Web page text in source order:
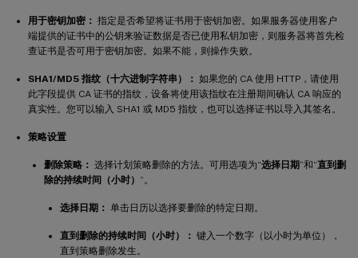
用于密钥加密： 指定是否希望将证书用于密钥加密。如果服务器使用客户
端提供的证书中的公钥来验证数据是否已使用私钥加密，则服务器将首先检
查证书是否可用于密钥加密。如果不能，则操作失败。
SHA1/MD5 指纹（十六进制字符串）： 如果您的 CA 使用 HTTP，请使用
此字段提供 CA 证书的指纹，设备将使用该指纹在注册期间确认 CA 响应的
真实性。您可以输入 SHA1 或 MD5 指纹，也可以选择证书以导入其签名。
策略设置
删除策略： 选择计划策略删除的方法。可用选项为“选择日期”和“直到删
除的持续时间（小时） ”。
选择日期： 单击日历以选择要删除的特定日期。
直到删除的持续时间（小时）： 键入一个数字（以小时为单位），
直到策略删除发生。